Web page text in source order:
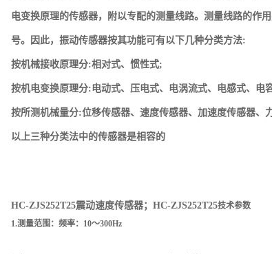
电变换原理的传感器，附以专配的测量线路。测量线路的作
号。因此，振动传感器按其功能可有以下几种分类方法:
按机械接收原理分:相对式、惯性式;
按机电变换原理分:电动式、压电式、电涡流式、电感式、电
按所测机械量分:位移传感器、速度传感器、加速度传感器、
以上三种分类法中的传感器是相容的
HC-ZJS252T25震动速度传感器； HC-ZJS252T25技术参数
1.测量范围：频率：10～300Hz